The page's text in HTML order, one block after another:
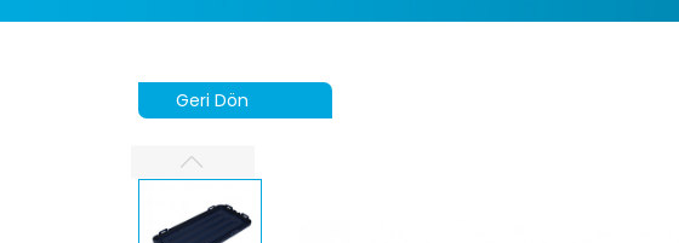
Geri Dön